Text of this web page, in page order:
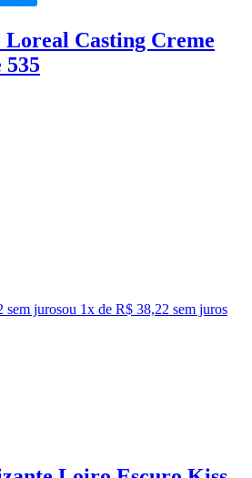
Casting Creme
535
sem jurosou 1x de R$ 38,22 sem juros